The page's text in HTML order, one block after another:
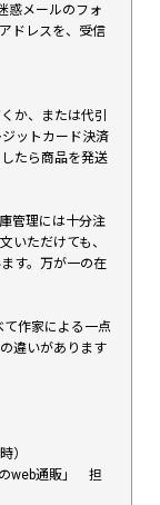
惑メールのフォ
ドレスを、受信
か、または代引
ットカード決済
たら商品を発送
管理には十分注
いただけても、
す。万が一の在
て作家による一点
違いがあります
）
のweb通販」 担